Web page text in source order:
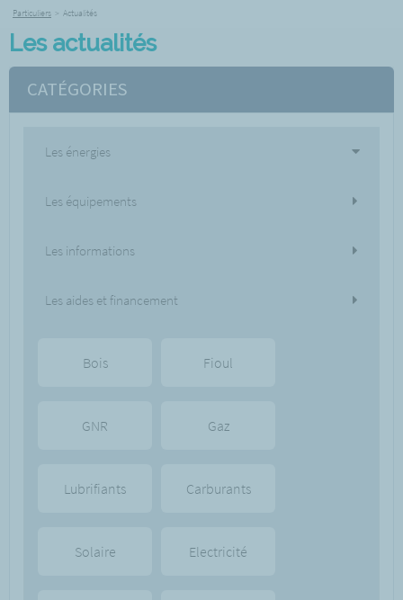
Particuliers > Actualités
Les actualités
CATÉGORIES
Les énergies
Les équipements
Les informations
Les aides et financement
Bois Fioul
GNR Gaz
Lubrifiants Carburants
Solaire Electricité